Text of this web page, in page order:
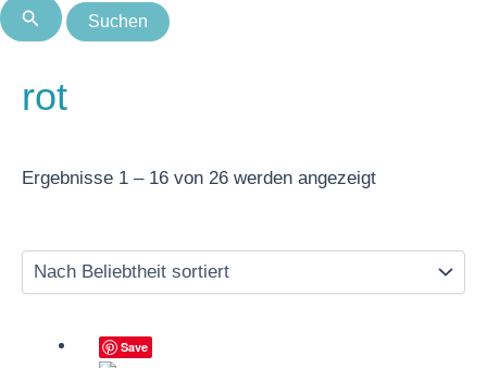
rot
Ergebnisse 1 – 16 von 26 werden angezeigt
Save